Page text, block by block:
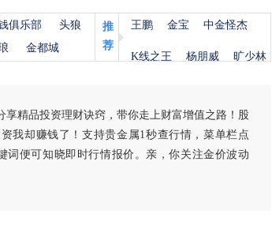
俱乐部
头狼
金都城
推
荐
王鹏 金宝 中金怪杰
K线之王 杨朋威 旷少林
享精品投资理财诀窍，带你走上财富增值之路！股
我却赚钱了！支持贵金属1秒查行情，菜单栏点
词便可知晓即时行情报价。亲，你关注金价波动